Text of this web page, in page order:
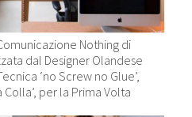
Nothing di
dal Designer Olandese
‘no Screw no Glue’,
Colla’, per la Prima Volta